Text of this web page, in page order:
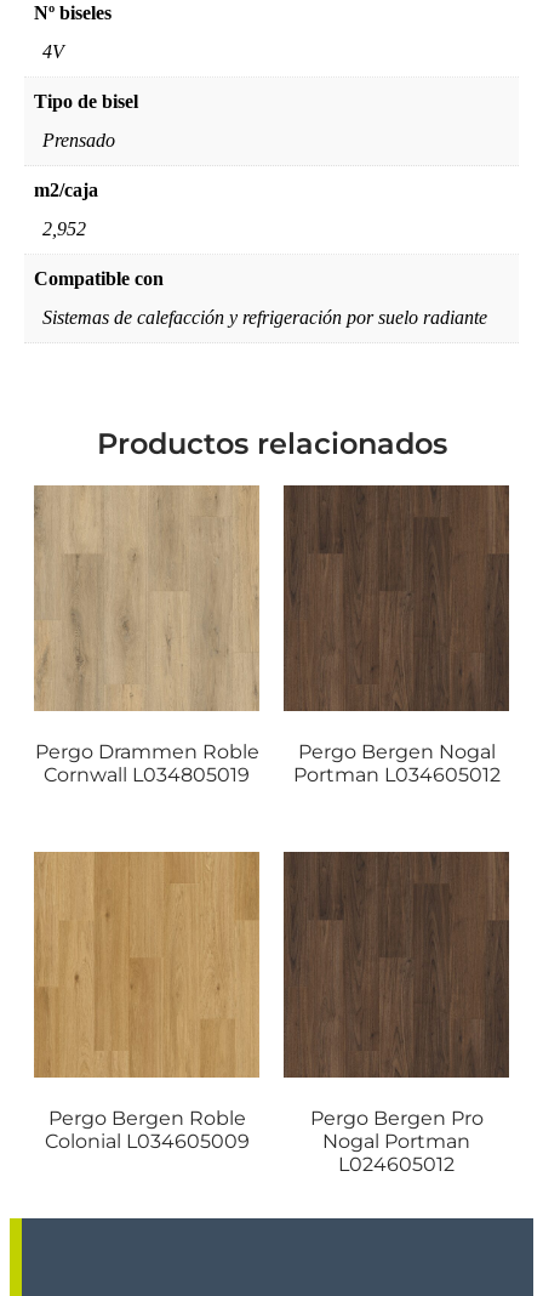
Nº biseles
4V
Tipo de bisel
Prensado
m2/caja
2,952
Compatible con
Sistemas de calefacción y refrigeración por suelo radiante
Productos relacionados
Pergo Drammen Roble
Cornwall L034805019
Pergo Bergen Nogal
Portman L034605012
Pergo Bergen Roble
Colonial L034605009
Pergo Bergen Pro
Nogal Portman
L024605012